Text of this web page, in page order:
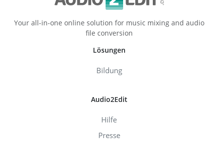
Your all-in-one online solution for music mixing and audio
file conversion
Lösungen
Bildung
Audio2Edit
Hilfe
Presse